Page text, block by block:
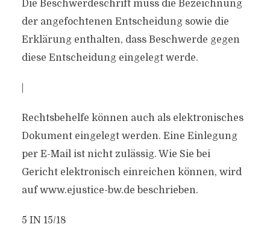
Die Beschwerdeschrift muss die Bezeichnung
der angefochtenen Entscheidung sowie die
Erklärung enthalten, dass Beschwerde gegen
diese Entscheidung eingelegt werde.
Rechtsbehelfe können auch als elektronisches
Dokument eingelegt werden. Eine Einlegung
per E-Mail ist nicht zulässig. Wie Sie bei
Gericht elektronisch einreichen können, wird
auf www.ejustice-bw.de beschrieben.
5 IN 15/18